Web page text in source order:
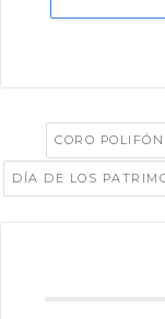
CORO
DÍA DE LOS